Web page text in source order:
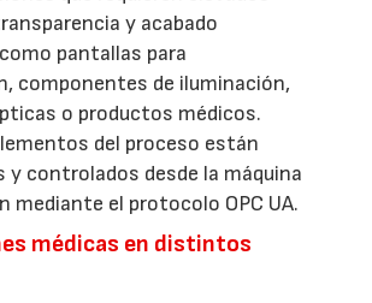
y acabado
pantallas para
componentes de iluminación,
o productos médicos.
del proceso están
y controlados desde la máquina
mediante el protocolo OPC UA.
médicas en distintos